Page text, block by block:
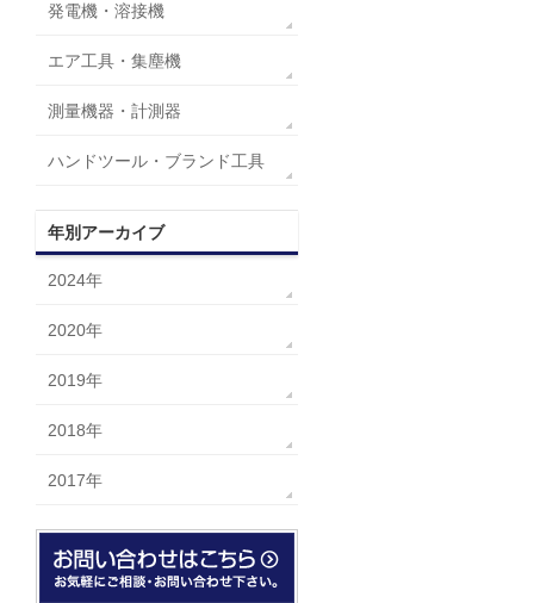
発電機・溶接機
エア工具・集塵機
測量機器・計測器
ハンドツール・ブランド工具
年別アーカイブ
2024年
2020年
2019年
2018年
2017年